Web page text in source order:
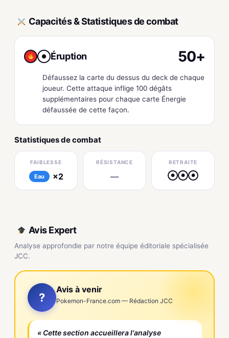
Capacités & Statistiques de combat
● Éruption 50+
Défaussez la carte du dessus du deck de chaque
joueur. Cette attaque inflige 100 dégâts
supplémentaires pour chaque carte Énergie
défaussée de cette façon.
Statistiques de combat
FAIBLESSE
Eau ×2
RÉSISTANCE
—
RETRAITE
● ● ●
Avis Expert
Analyse approfondie par notre équipe éditoriale spécialisée
JCC.
?
Avis à venir
Pokemon-France.com — Rédaction JCC
« Cette section accueillera l'analyse